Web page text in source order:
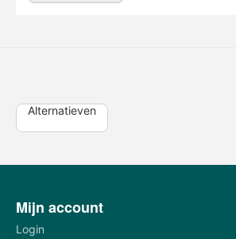
Alternatieven
Mijn account
Login